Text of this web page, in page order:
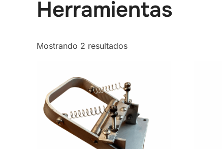
Herramientas
Mostrando 2 resultadosOrdenado
últimos